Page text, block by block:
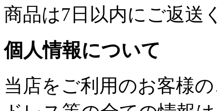
商品は7日以内にご返送
個人情報について
当店をご利用のお客様